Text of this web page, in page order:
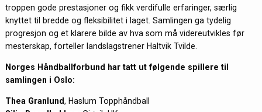
troppen gode prestasjoner og fikk verdifulle erfaringer, særlig
knyttet til bredde og fleksibilitet i laget. Samlingen ga tydelig
progresjon og et klarere bilde av hva som må videreutvikles før
mesterskap, forteller landslagstrener Haltvik Tvilde.
Norges Håndballforbund har tatt ut følgende spillere til
samlingen i Oslo:
Thea Granlund, Haslum Topphåndball